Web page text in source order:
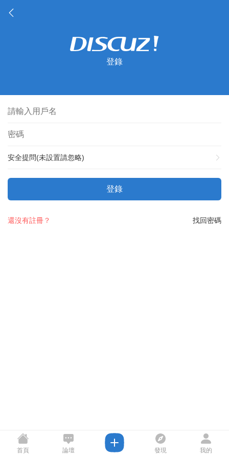
登錄
安全提問(未設置請忽略)
登錄
找回密碼
還沒有註冊？
首頁 論壇 發現 我的